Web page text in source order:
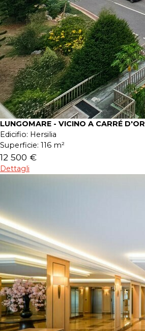
LUNGOMARE - VICINO A CARRÉ D'OR
Edicifio: Hersilia
Superficie: 116 m²
12 500 €
Dettagli